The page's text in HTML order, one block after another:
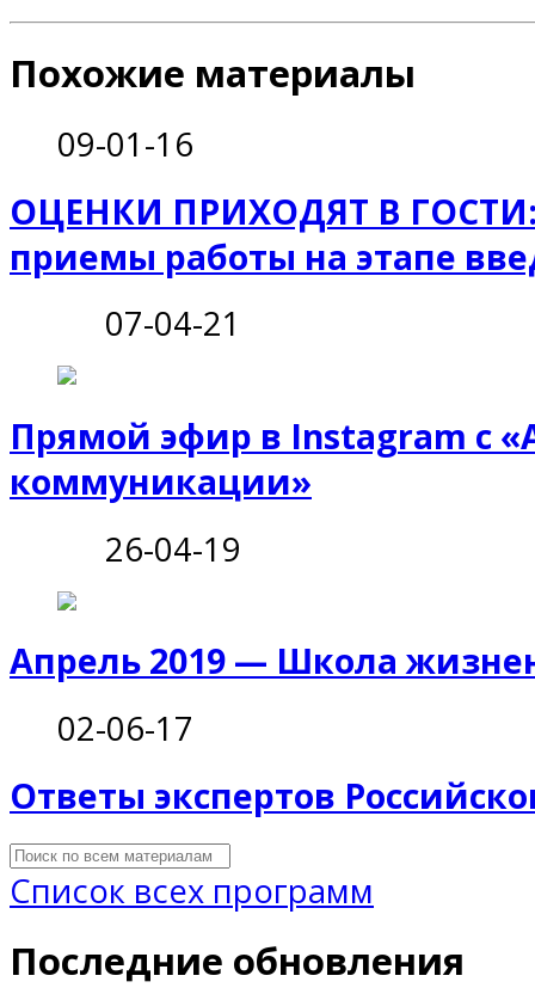
Похожие материалы
09-01-16
ОЦЕНКИ ПРИХОДЯТ В ГОСТИ:
приемы работы на этапе
07-04-21
Прямой эфир в Instagram с
коммуникации»
26-04-19
Апрель 2019 — Школа
02-06-17
Ответы экспертов
Список всех программ
Последние обновления